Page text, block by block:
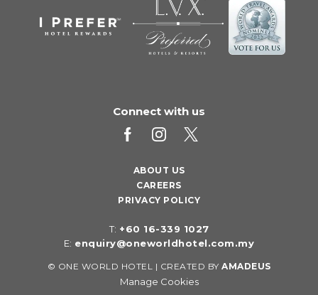
Connect with us
ABOUT US
CAREERS
PRIVACY POLICY
T: +60 16-339 1027
E: enquiry@oneworldhotel.com.my
© ONE WORLD HOTEL | CREATED BY AMADEUS
Manage Cookies